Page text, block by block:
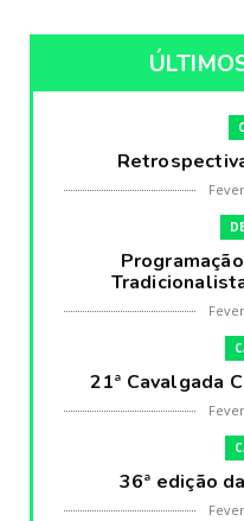
21ª Cavalgada
36ª edição